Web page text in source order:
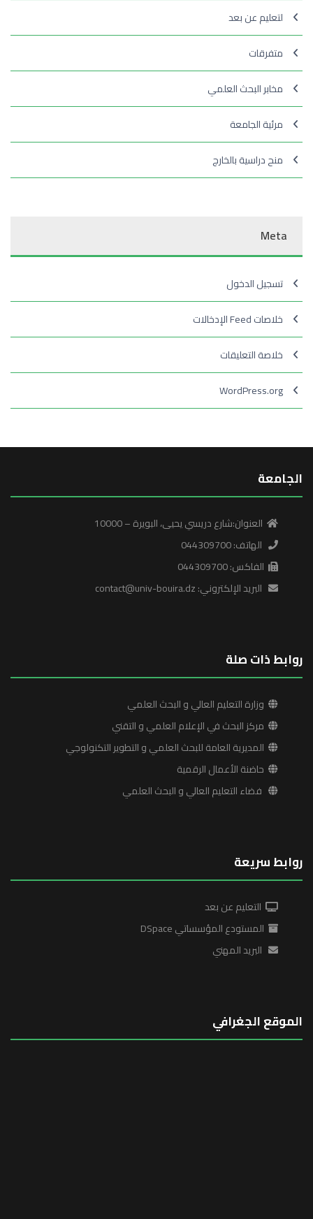
لتعليم عن بعد
متفرقات
مخابر البحث العلمي
مرئية الجامعة
منح دراسية بالخارج
Meta
تسجيل الدخول
خلاصات Feed الإدخالات
خلاصة التعليقات
WordPress.org
الجامعة
العنوان:شارع دريسي يحيى، البويرة – 10000
الهاتف: 044309700
الفاكس: 044309700
البريد الإلكتروني: contact@univ-bouira.dz
روابط ذات صلة
وزارة التعليم العالي و البحث العلمي
مركز البحث في الإعلام العلمي و التقني
المديرية العامة للبحث العلمي و التطوير التكنولوجي
حاضنة الأعمال الرقمية
فضاء التعليم العالي و البحث العلمي
روابط سريعة
التعليم عن بعد
المستودع المؤسساتي DSpace
البريد المهني
الموقع الجغرافي